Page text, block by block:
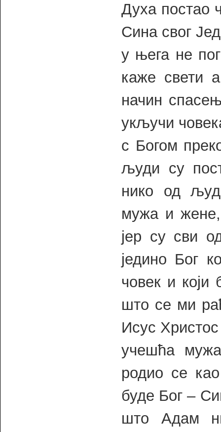
Духа постао
Сина свог
у њега не
каже свети
начин
укључи
с Богом
људи су
нико од
мужа и жене,
јер су сви
једино Бог
човек и који
што се ми
Исус
учешћа
родио се
буде Бог –
што Адам